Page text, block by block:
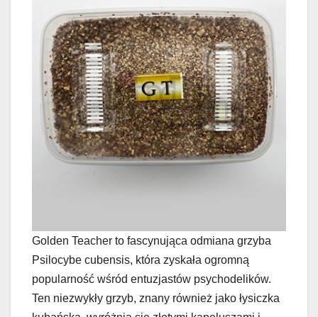
Golden Teacher to fascynująca odmiana grzyba
Psilocybe cubensis, która zyskała ogromną
popularność wśród entuzjastów psychodelików.
Ten niezwykły grzyb, znany również jako łysiczka